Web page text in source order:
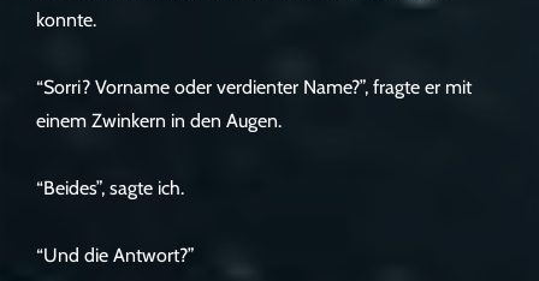
konnte.
“Sorri? Vorname oder verdienter Name?”, fragte er mit
einem Zwinkern in den Augen.
“Beides”, sagte ich.
“Und die Antwort?”